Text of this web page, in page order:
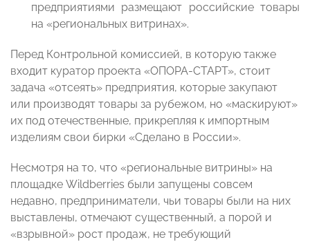
предприятиями размещают российские товары
на «региональных витринах».
Перед Контрольной комиссией, в которую также
входит куратор проекта «ОПОРА-СТАРТ», стоит
задача «отсеять» предприятия, которые закупают
или производят товары за рубежом, но «маскируют»
их под отечественные, прикрепляя к импортным
изделиям свои бирки «Сделано в России».
Несмотря на то, что «региональные витрины» на
площадке Wildberries были запущены совсем
недавно, предприниматели, чьи товары были на них
выставлены, отмечают существенный, а порой и
«взрывной» рост продаж, не требующий